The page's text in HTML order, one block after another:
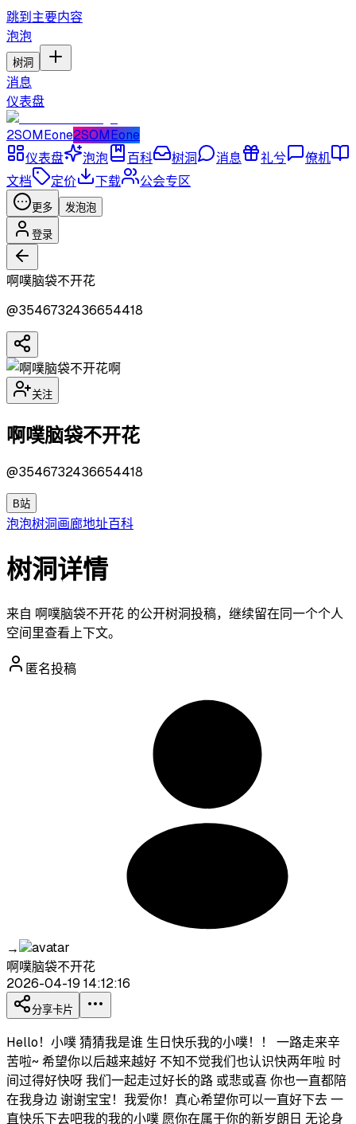
跳到主要内容
泡泡
树洞
消息
仪表盘
2SOMEone2SOMEone
仪表盘
泡泡 百科 树洞 消息 礼兮
僚机
文档
定价 下载 公会专区
更多 发泡泡
登录
啊噗脑袋不开花
@3546732436654418
啊
关注
啊噗脑袋不开花
@3546732436654418
B站
泡泡树洞画廊地址百科
树洞详情
来自 啊噗脑袋不开花 的公开树洞投稿，继续留在同一个个人
空间里查看上下文。
匿名投稿
→
啊噗脑袋不开花
2026-04-19 14:12:16
分享卡片
Hello！小噗 猜猜我是谁 生日快乐我的小噗！！ 一路走来辛
苦啦~ 希望你以后越来越好 不知不觉我们也认识快两年啦 时
间过得好快呀 我们一起走过好长的路 或悲或喜 你也一直都陪
在我身边 谢谢宝宝！我爱你！真心希望你可以一直好下去 一
直快乐下去吧我的我的小噗 愿你在属于你的新岁朗日 无论身